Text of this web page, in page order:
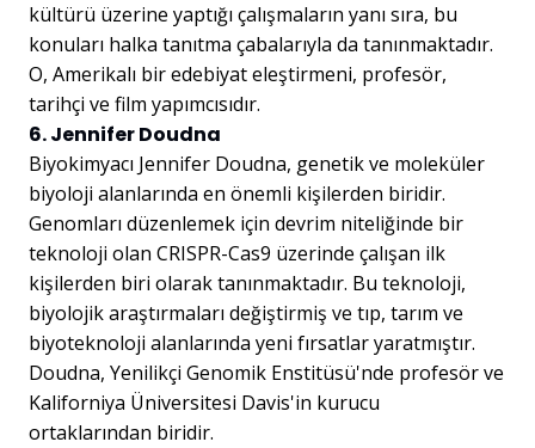
kültürü üzerine yaptığı çalışmaların yanı sıra, bu
konuları halka tanıtma çabalarıyla da tanınmaktadır.
O, Amerikalı bir edebiyat eleştirmeni, profesör,
tarihçi ve film yapımcısıdır.
6. Jennifer Doudna
Biyokimyacı Jennifer Doudna, genetik ve moleküler
biyoloji alanlarında en önemli kişilerden biridir.
Genomları düzenlemek için devrim niteliğinde bir
teknoloji olan CRISPR-Cas9 üzerinde çalışan ilk
kişilerden biri olarak tanınmaktadır. Bu teknoloji,
biyolojik araştırmaları değiştirmiş ve tıp, tarım ve
biyoteknoloji alanlarında yeni fırsatlar yaratmıştır.
Doudna, Yenilikçi Genomik Enstitüsü'nde profesör ve
Kaliforniya Üniversitesi Davis'in kurucu
ortaklarından biridir.